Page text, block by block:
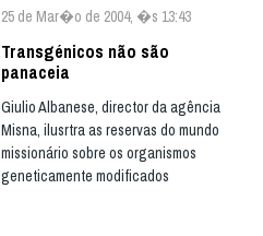
25 de Mar�o de 2004, �s 13:43
Transgénicos não são
panaceia
Giulio Albanese, director da agência
Misna, ilusrtra as reservas do mundo
missionário sobre os organismos
geneticamente modificados